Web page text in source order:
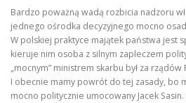
Bardzo poważną wadą rozbicia nadzoru
jednego ośrodka decyzyjnego mocno
W polskiej praktyce majątek państwa jest
kieruje nim osoba z silnym zapleczem
„mocnym” ministrem skarbu był za rządów
I obecnie mamy powrót do tej zasady, bo
mocno politycznie umocowany Jacek